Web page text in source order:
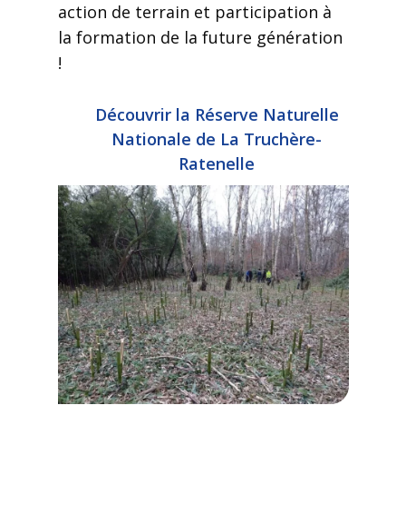
action de terrain et participation à
la formation de la future génération
!
Découvrir la Réserve Naturelle
Nationale de La Truchère-
Ratenelle